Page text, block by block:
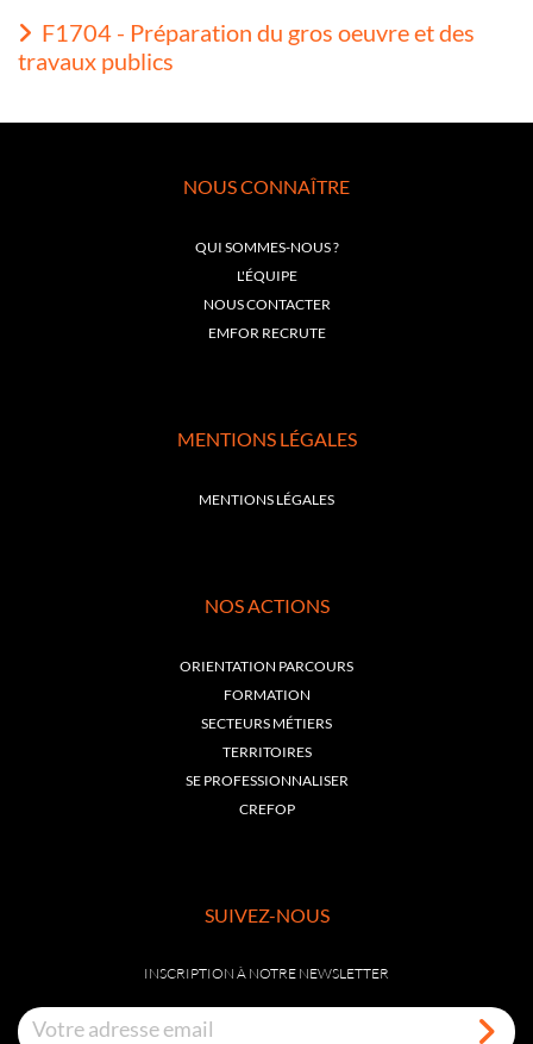
F1704 - Préparation du gros oeuvre et des
travaux publics
NOUS CONNAÎTRE
QUI SOMMES-NOUS ?
L'ÉQUIPE
NOUS CONTACTER
EMFOR RECRUTE
MENTIONS LÉGALES
MENTIONS LÉGALES
NOS ACTIONS
ORIENTATION PARCOURS
FORMATION
SECTEURS MÉTIERS
TERRITOIRES
SE PROFESSIONNALISER
CREFOP
SUIVEZ-NOUS
INSCRIPTION À NOTRE NEWSLETTER